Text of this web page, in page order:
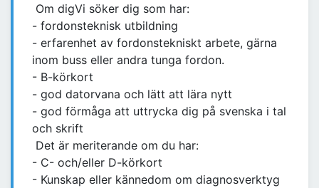
Om digVi söker dig som har:
- fordonsteknisk utbildning
- erfarenhet av fordonstekniskt arbete, gärna
inom buss eller andra tunga fordon.
- B-körkort
- god datorvana och lätt att lära nytt
- god förmåga att uttrycka dig på svenska i tal
och skrift
Det är meriterande om du har:
- C- och/eller D-körkort
- Kunskap eller kännedom om diagnosverktyg